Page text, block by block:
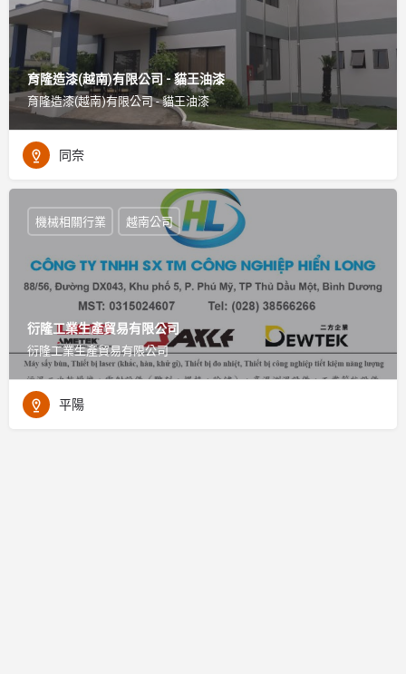
育隆造漆(越南)有限公司 - 貓王油漆
育隆造漆(越南)有限公司 - 貓王油漆
同奈
衍隆工業生產貿易有限公司
衍隆工業生產貿易有限公司
機械相關行業 越南公司
平陽